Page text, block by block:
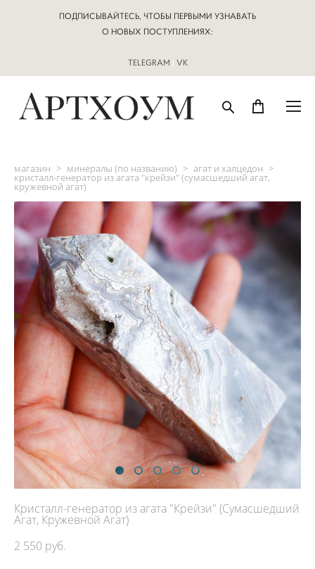
ПОДПИСЫВАЙТЕСЬ, ЧТОБЫ ПЕРВЫМИ УЗНАВАТЬ
О НОВЫХ ПОСТУПЛЕНИЯХ:
TELEGRAM | VK
магазин > минералы (по названию) > агат и халцедон >
кристалл-генератор из агата "крейзи" (сумасшедший агат,
кружевной агат)
Кристалл-генератор из агата "Крейзи" (Сумасшедший
Агат, Кружевной Агат)
2 550 pуб.